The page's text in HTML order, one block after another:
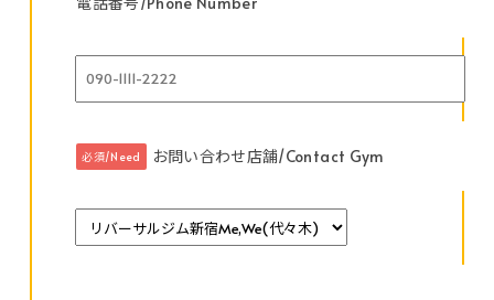
必須/Need お問い合わせ店舗/Contact Gym